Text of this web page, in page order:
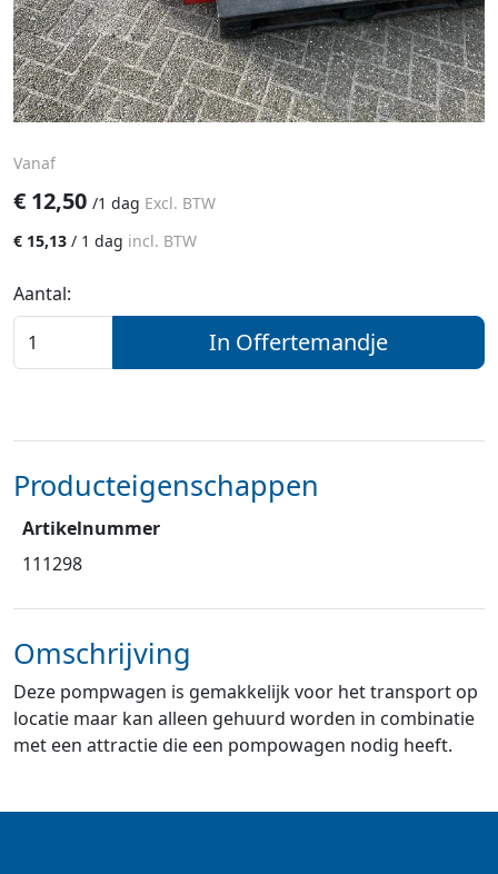
Vanaf
€ 12,50 /1 dag Excl. BTW
€ 15,13 / 1 dag incl. BTW
Aantal:
In Offertemandje
Producteigenschappen
Artikelnummer
111298
Omschrijving
Deze pompwagen is gemakkelijk voor het transport op
locatie maar kan alleen gehuurd worden in combinatie
met een attractie die een pompowagen nodig heeft.